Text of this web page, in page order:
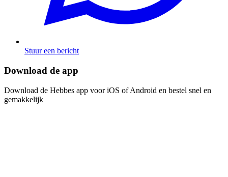
Stuur een bericht
Download de app​​​​‌ ‍ ​‍​‍‌‍ ‌ ​‍‌‍‍‌‌‍‌ ‌‍‍‌‌‍ ‍​‍​‍​ ‍‍​‍​‍‌ ​ ‌‍​‌‌‍ ‍‌‍‍‌‌ ‌​‌ ‍‌​‍ ‍‌‍‍‌‌‍ ​‍​‍​‍ ​​‍​‍‌‍‍​‌ ​‍‌‍‌‌‌‍‌‍​‍​‍​ ‍‍​‍​‍‌‍‍​‌ ‌​‌ ‌​‌ ​​​ ‍‍​‍ ​‍ ‌‍ ​‌‍ ‌‍​ ‌‍​‌‌‍ ​‌‍‍​‌‍ ‌ ​ ‌ ‌​​ ‍‍​ ​ ​ ​ ​ ​ ​ ​ ​‍ ‌‍‍‌‌‍ ‍‌ ‌​‌‍‌‌‌‍ ‍‌ ‌​​‍ ‌‍‌‌‌‍‌​‌‍‍‌‌ ‌​​‍ ‌‍ ‌‌‍ ‌‍‌​‌‍‌‌​ ‌‌ ​​‌ ​‍‌‍‌‌‌ ​ ‌‍‌‌‌‍ ‍‌ ‌​‌‍​‌‌ ‌​‌‍‍‌‌‍ ‌‍ ‍​ ‍ ‌‍‍‌‌‍‌​​ ‌‌‍‌ ‌‍ ​‌‍ ‌‍​‍‌‍​‌‌‍ ​​ ‍ ‌ ‌​‌ ‍‌‌ ​​‌‍‌‌​ ‌‌‍‌ ‌‍ ​‌‍ ‌‍​‍‌‍​‌‌‍ ​​ ‍ ‌ ​​‌‍​‌‌ ‌​‌‍‍​​ ‌‌‍‌‍‌‍ ‌‍ ‌ ‌​‌‍‌‌‌ ​‍​‍ ‍‌‍​‌‌ ​​‌ ​​‌​‌​‌‍ ‌ ‌ ‌‍ ‍‌‍ ​‌‍ ‌‍​‌‌‍‌​​‍ ‍‌ ‌​‌‍‍‌‌ ‌​‌‍ ​‌‍‌‌​ ‌‍​‍‌‍​‌‌ ​ ‌‍‌‌‌‌‌‌‌ ​‍‌‍ ​​ ‌‌‍‍​‌ ‌​‌ ‌​‌ ​​​‍‌‌​ ​ ‌​​‌​‍‌‌​ ​‍‌​‌‍​‍‌‌​ ​‍‌​‌‍‌‍ ​‌‍ ‌‍​ ‌‍​‌‌‍ ​‌‍‍​‌‍ ‌ ​ ‌ ‌​​‍‌‌​ ​ ‌​​‌​ ​ ​ ​ ​ ​ ​ ​ ​‍‌‍‌‍‍‌‌‍‌​​ ‌‌‍‌ ‌‍ ​‌‍ ‌‍​‍‌‍​‌‌‍ ​​‍‌‍‌ ‌​‌ ‍‌‌ ​​‌‍‌‌​ ‌‌‍‌ ‌‍ ​‌‍ ‌‍​‍‌‍​‌‌‍ ​​‍‌‍‌ ​​‌‍​‌‌ ‌​‌‍‍​​ ‌‌‍‌‍‌‍ ‌‍ ‌ ‌​‌‍‌‌‌ ​‍​‍ ‍‌‍​‌‌ ​​‌ ​​‌​‌​‌‍ ‌ ‌ ‌‍ ‍‌‍ ​‌‍ ‌‍​‌‌‍‌​​‍ ‍‌ ‌​‌‍‍‌‌ ‌​‌‍ ​‌‍‌‌​‍‌‍‌ ​​‌‍‌‌‌ ​‍‌ ​ ‌ ​​‌‍‌‌‌‍​ ‌ ‌​‌‍‍‌‌ ‌‍‌‍‌‌​ ‌‌ ​​‌ ‌‌‌‍​‍‌‍ ​‌‍‍‌‌ ​ ‌‍‍​‌‍‌‌‌‍‌​​‍​‍‌ ‌
Download de Hebbes app voor iOS of Android en bestel snel en
gemakkelijk​​​​‌ ‍ ​‍​‍‌‍ ‌ ​‍‌‍‍‌‌‍‌ ‌‍‍‌‌‍ ‍​‍​‍​ ‍‍​‍​‍‌ ​ ‌‍​‌‌‍ ‍‌‍‍‌‌ ‌​‌ ‍‌​‍ ‍‌‍‍‌‌‍ ​‍​‍​‍ ​​‍​‍‌‍‍​‌ ​‍‌‍‌‌‌‍‌‍​‍​‍​ ‍‍​‍​‍‌‍‍​‌ ‌​‌ ‌​‌ ​​​ ‍‍​‍ ​‍ ‌‍ ​‌‍ ‌‍​ ‌‍​‌‌‍ ​‌‍‍​‌‍ ‌ ​ ‌ ‌​​ ‍‍​ ​ ​ ​ ​ ​ ​ ​ ​‍ ‌‍‍‌‌‍ ‍‌ ‌​‌‍‌‌‌‍ ‍‌ ‌​​‍ ‌‍‌‌‌‍‌​‌‍‍‌‌ ‌​​‍ ‌‍ ‌‌‍ ‌‍‌​‌‍‌‌​ ‌‌ ​​‌ ​‍‌‍‌‌‌ ​ ‌‍‌‌‌‍ ‍‌ ‌​‌‍​‌‌ ‌​‌‍‍‌‌‍ ‌‍ ‍​ ‍ ‌‍‍‌‌‍‌​​ ‌‌‍‌ ‌‍ ​‌‍ ‌‍​‍‌‍​‌‌‍ ​​ ‍ ‌ ‌​‌ ‍‌‌ ​​‌‍‌‌​ ‌‌‍‌ ‌‍ ​‌‍ ‌‍​‍‌‍​‌‌‍ ​​ ‍ ‌ ​​‌‍​‌‌ ‌​‌‍‍​​ ‌‌‍‌‍‌‍ ‌‍ ‌ ‌​‌‍‌‌‌ ​‍​‍ ‍‌‍​‌‌ ​​‌ ​​‌​‌​‌‍ ‌ ‌ ‌‍ ‍‌‍ ​‌‍ ‌‍​‌‌‍‌​​‍ ‍‌‍‌​‌‍‌‌‌ ​ ‌‍​ ‌ ​‍‌‍‍‌‌ ​​‌ ‌​‌‍‍‌‌‍ ‌‍ ‍​ ‌‍​‍‌‍​‌‌ ​ ‌‍‌‌‌‌‌‌‌ ​‍‌‍ ​​ ‌‌‍‍​‌ ‌​‌ ‌​‌ ​​​‍‌‌​ ​ ‌​​‌​‍‌‌​ ​‍‌​‌‍​‍‌‌​ ​‍‌​‌‍‌‍ ​‌‍ ‌‍​ ‌‍​‌‌‍ ​‌‍‍​‌‍ ‌ ​ ‌ ‌​​‍‌‌​ ​ ‌​​‌​ ​ ​ ​ ​ ​ ​ ​ ​‍‌‍‌‍‍‌‌‍‌​​ ‌‌‍‌ ‌‍ ​‌‍ ‌‍​‍‌‍​‌‌‍ ​​‍‌‍‌ ‌​‌ ‍‌‌ ​​‌‍‌‌​ ‌‌‍‌ ‌‍ ​‌‍ ‌‍​‍‌‍​‌‌‍ ​​‍‌‍‌ ​​‌‍​‌‌ ‌​‌‍‍​​ ‌‌‍‌‍‌‍ ‌‍ ‌ ‌​‌‍‌‌‌ ​‍​‍ ‍‌‍​‌‌ ​​‌ ​​‌​‌​‌‍ ‌ ‌ ‌‍ ‍‌‍ ​‌‍ ‌‍​‌‌‍‌​​‍ ‍‌‍‌​‌‍‌‌‌ ​ ‌‍​ ‌ ​‍‌‍‍‌‌ ​​‌ ‌​‌‍‍‌‌‍ ‌‍ ‍​‍‌‍‌ ​​‌‍‌‌‌ ​‍‌ ​ ‌ ​​‌‍‌‌‌‍​ ‌ ‌​‌‍‍‌‌ ‌‍‌‍‌‌​ ‌‌ ​​‌ ‌‌‌‍​‍‌‍ ​‌‍‍‌‌ ​ ‌‍‍​‌‍‌‌‌‍‌​​‍​‍‌ ‌